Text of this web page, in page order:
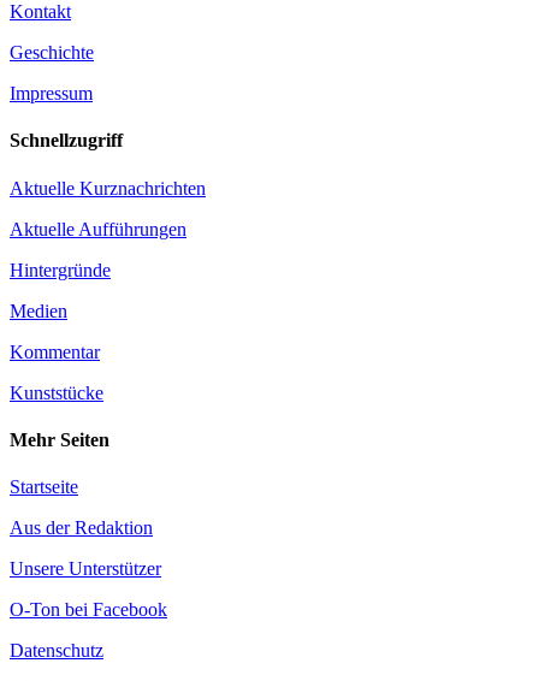
Kontakt
Geschichte
Impressum
Schnellzugriff
Aktuelle Kurznachrichten
Aktuelle Aufführungen
Hintergründe
Medien
Kommentar
Kunststücke
Mehr Seiten
Startseite
Aus der Redaktion
Unsere Unterstützer
O-Ton bei Facebook
Datenschutz